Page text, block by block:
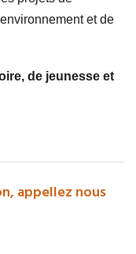
et de
de jeunesse et
appellez nous